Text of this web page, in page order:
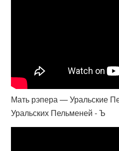
Мать рэпера — Уральские
Уральских Пельменей - Ъ